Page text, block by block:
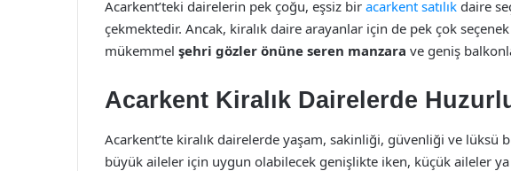
Acarkent’teki dairelerin pek çoğu, eşsiz bir acarkent satılık daire
çekmektedir. Ancak, kiralık daire arayanlar için de pek çok
mükemmel şehri gözler önüne seren manzara ve geniş
Acarkent Kiralık Dairelerde
Acarkent’te kiralık dairelerde yaşam, sakinliği, güvenliği ve lüksü
büyük aileler için uygun olabilecek genişlikte iken, küçük aileler ya